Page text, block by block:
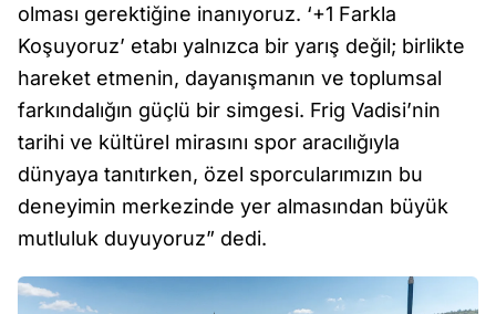
olması gerektiğine inanıyoruz. ‘+1 Farkla
Koşuyoruz’ etabı yalnızca bir yarış değil; birlikte
hareket etmenin, dayanışmanın ve toplumsal
farkındalığın güçlü bir simgesi. Frig Vadisi’nin
tarihi ve kültürel mirasını spor aracılığıyla
dünyaya tanıtırken, özel sporcularımızın bu
deneyimin merkezinde yer almasından büyük
mutluluk duyuyoruz” dedi.